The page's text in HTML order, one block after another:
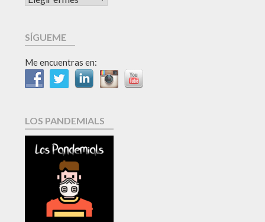
SÍGUEME
Me encuentras en:
LOS PANDEMIALS